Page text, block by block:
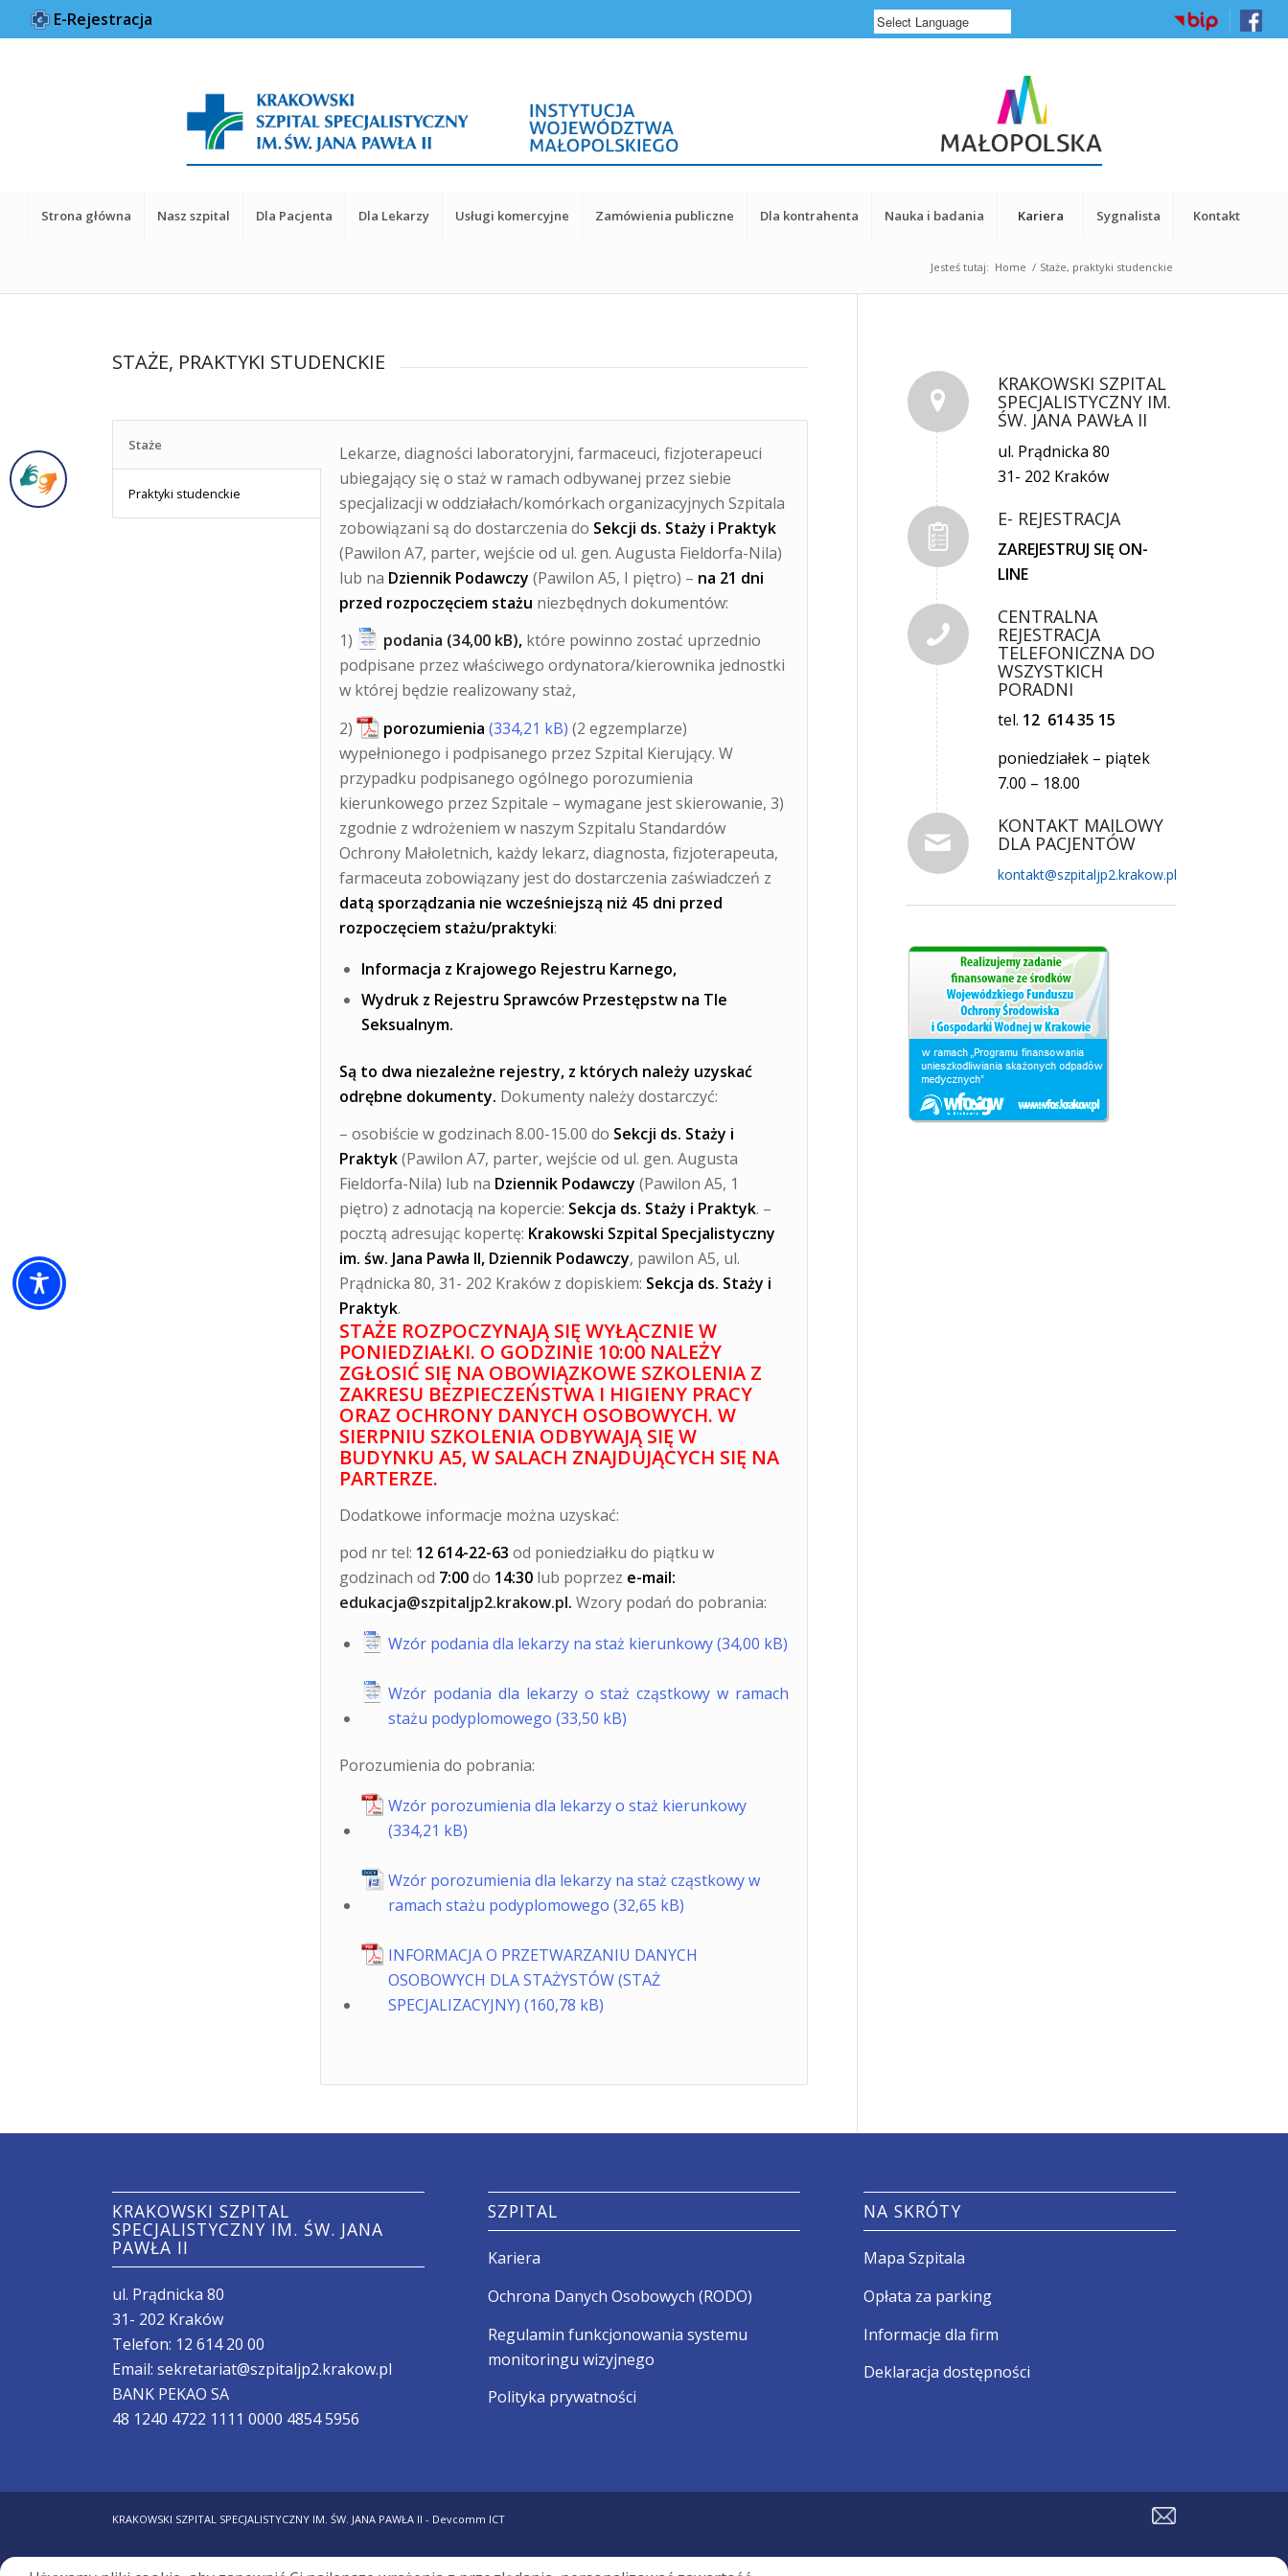
E-Rejestracja
Strona główna Nasz szpital Dla Pacjenta Dla Lekarzy Usługi komercyjne Zamówienia publiczne Dla kontrahenta Nauka i badania Kariera Sygnalista Kontakt
Jesteś tutaj: Home / Staże, praktyki studenckie
STAŻE, PRAKTYKI STUDENCKIE
Staże
Praktyki studenckie
Lekarze, diagności laboratoryjni, farmaceuci, fizjoterapeuci
ubiegający się o staż w ramach odbywanej przez siebie
specjalizacji w oddziałach/komórkach organizacyjnych Szpitala
zobowiązani są do dostarczenia do Sekcji ds. Staży i Praktyk
(Pawilon A7, parter, wejście od ul. gen. Augusta Fieldorfa-Nila)
lub na Dziennik Podawczy(Pawilon A5, I piętro) – na 21 dni
przed rozpoczęciem stażu niezbędnych dokumentów:
1)
podania , które powinno zostać uprzednio
podpisane przez właściwego ordynatora/kierownika jednostki
w której będzie realizowany staż,
2)
porozumienia
(2 egzemplarze)
wypełnionego i podpisanego przez Szpital Kierujący. W
przypadku podpisanego ogólnego porozumienia
kierunkowego przez Szpitale – wymagane jest skierowanie, 3)
zgodnie z wdrożeniem w naszym Szpitalu Standardów
Ochrony Małoletnich, każdy lekarz, diagnosta, fizjoterapeuta,
farmaceuta zobowiązany jest do dostarczenia zaświadczeń z
datą sporządzania nie wcześniejszą niż 45 dni przed
rozpoczęciem stażu/praktyki:
Informacja z Krajowego Rejestru Karnego,
Wydruk z Rejestru Sprawców Przestępstw na Tle
Seksualnym.
Są to dwa niezależne rejestry, z których należy uzyskać
odrębne dokumenty. Dokumenty należy dostarczyć:
– osobiście w godzinach 8.00-15.00 do Sekcji ds. Staży i
Praktyk(Pawilon A7, parter, wejście od ul. gen. Augusta
Fieldorfa-Nila) lub na Dziennik Podawczy(Pawilon A5, 1
piętro) z adnotacją na kopercie: Sekcja ds. Staży i Praktyk. –
pocztą adresując kopertę: Krakowski Szpital Specjalistyczny
im. św. Jana Pawła II, Dziennik Podawczy, pawilon A5, ul.
Prądnicka 80, 31- 202 Kraków z dopiskiem: Sekcja ds. Staży i
Praktyk.
STAŻE ROZPOCZYNAJĄ SIĘ WYŁĄCZNIE W
PONIEDZIAŁKI. O GODZINIE 10:00 NALEŻY
ZGŁOSIĆ SIĘ NA OBOWIĄZKOWE SZKOLENIA Z
ZAKRESU BEZPIECZEŃSTWA I HIGIENY PRACY
ORAZ OCHRONY DANYCH OSOBOWYCH. W
SIERPNIU SZKOLENIA ODBYWAJĄ SIĘ W
BUDYNKU A5, W SALACH ZNAJDUJĄCYCH SIĘ NA
PARTERZE.
Dodatkowe informacje można uzyskać:
pod nr tel: 12 614-22-63od poniedziałku do piątku w
godzinach od 7:00do 14:30 lub poprzez e-mail:
edukacja@szpitaljp2.krakow.pl.Wzory podań do pobrania:
Wzór podania dla lekarzy na staż kierunkowy
Wzór podania dla lekarzy o staż cząstkowy w ramach
stażu podyplomowego
Porozumienia do pobrania:
Wzór porozumienia dla lekarzy o staż kierunkowy
Wzór porozumienia dla lekarzy na staż cząstkowy w
ramach stażu podyplomowego
INFORMACJA O PRZETWARZANIU DANYCH
OSOBOWYCH DLA STAŻYSTÓW (STAŻ
SPECJALIZACYJNY)
KRAKOWSKI SZPITAL
SPECJALISTYCZNY IM.
ŚW. JANA PAWŁA II
ul. Prądnicka 80
31- 202 Kraków
E- REJESTRACJA
ZAREJESTRUJ SIĘ ON-
LINE
CENTRALNA
REJESTRACJA
TELEFONICZNA DO
WSZYSTKICH
PORADNI
tel. 12 614 35 15
poniedziałek – piątek
7.00 – 18.00
KONTAKT MAILOWY
DLA PACJENTÓW
kontakt@szpitaljp2.krakow.pl
KRAKOWSKI SZPITAL
SPECJALISTYCZNY IM. ŚW. JANA
PAWŁA II
ul. Prądnicka 80
31- 202 Kraków
Telefon: 12 614 20 00
Email:sekretariat@szpitaljp2.krakow.pl
BANK PEKAO SA
48 1240 4722 1111 0000 4854 5956
SZPITAL
Kariera
Ochrona Danych Osobowych (RODO)
Regulamin funkcjonowania systemu
monitoringu wizyjnego
Polityka prywatności
NA SKRÓTY
Mapa Szpitala
Opłata za parking
Informacje dla firm
Deklaracja dostępności
KRAKOWSKI SZPITAL SPECJALISTYCZNY IM. ŚW. JANA PAWŁA II - Devcomm ICT